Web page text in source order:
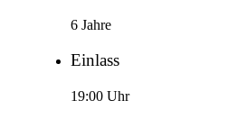
6 Jahre
Einlass
19:00 Uhr